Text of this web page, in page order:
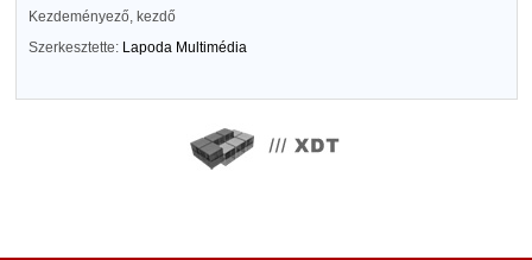
Kezdeményező, kezdő
Szerkesztette: Lapoda Multimédia